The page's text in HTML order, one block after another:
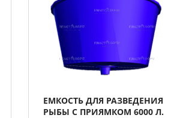
ЕМКОСТЬ ДЛЯ РАЗВЕДЕНИЯ
РЫБЫ С ПРИЯМКОМ 6000 Л.